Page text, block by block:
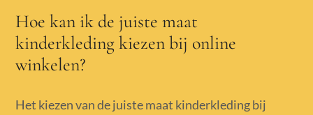
Hoe kan ik de juiste maat
kinderkleding kiezen bij online
winkelen?
Het kiezen van de juiste maat kinderkleding bij